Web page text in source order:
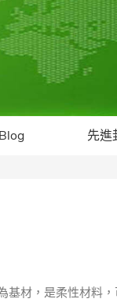
先進
基材，是柔性材料